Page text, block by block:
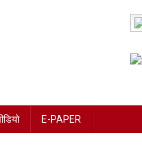
E-PAPER